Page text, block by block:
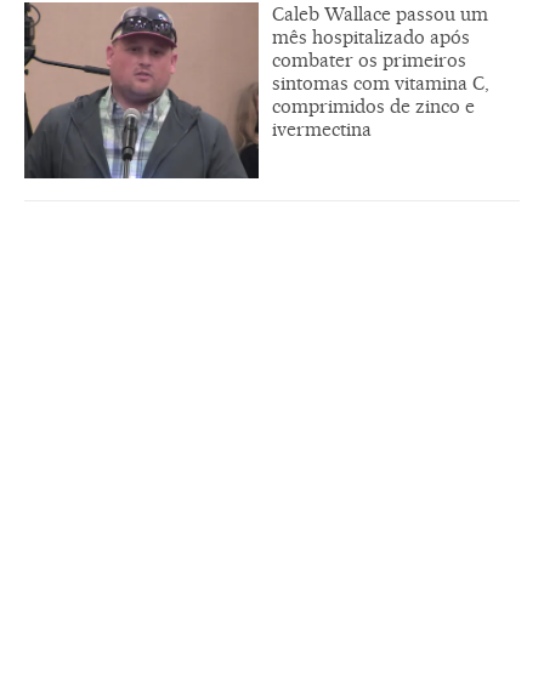
Caleb Wallace passou um
mês hospitalizado após
combater os primeiros
sintomas com vitamina C,
comprimidos de zinco e
ivermectina